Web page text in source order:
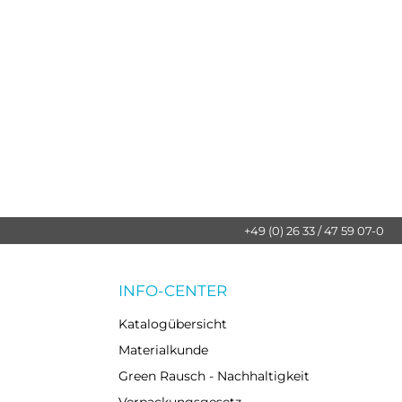
+49 (0) 26 33 / 47 59 07-0
INFO-CENTER
Katalogübersicht
Materialkunde
Green Rausch - Nachhaltigkeit